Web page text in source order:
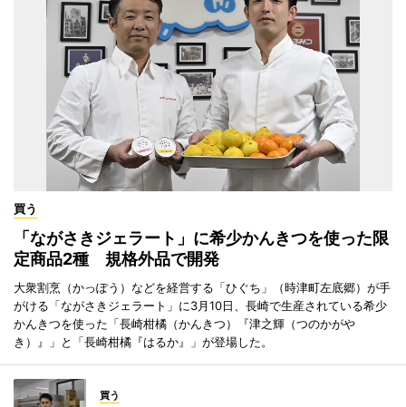
買う
「ながさきジェラート」に希少かんきつを使った限
定商品2種 規格外品で開発
大衆割烹（かっぽう）などを経営する「ひぐち」（時津町左底郷）が手
がける「ながさきジェラート」に3月10日、長崎で生産されている希少
かんきつを使った「長崎柑橘（かんきつ）『津之輝（つのかがや
き）』」と「長崎柑橘『はるか』」が登場した。
買う